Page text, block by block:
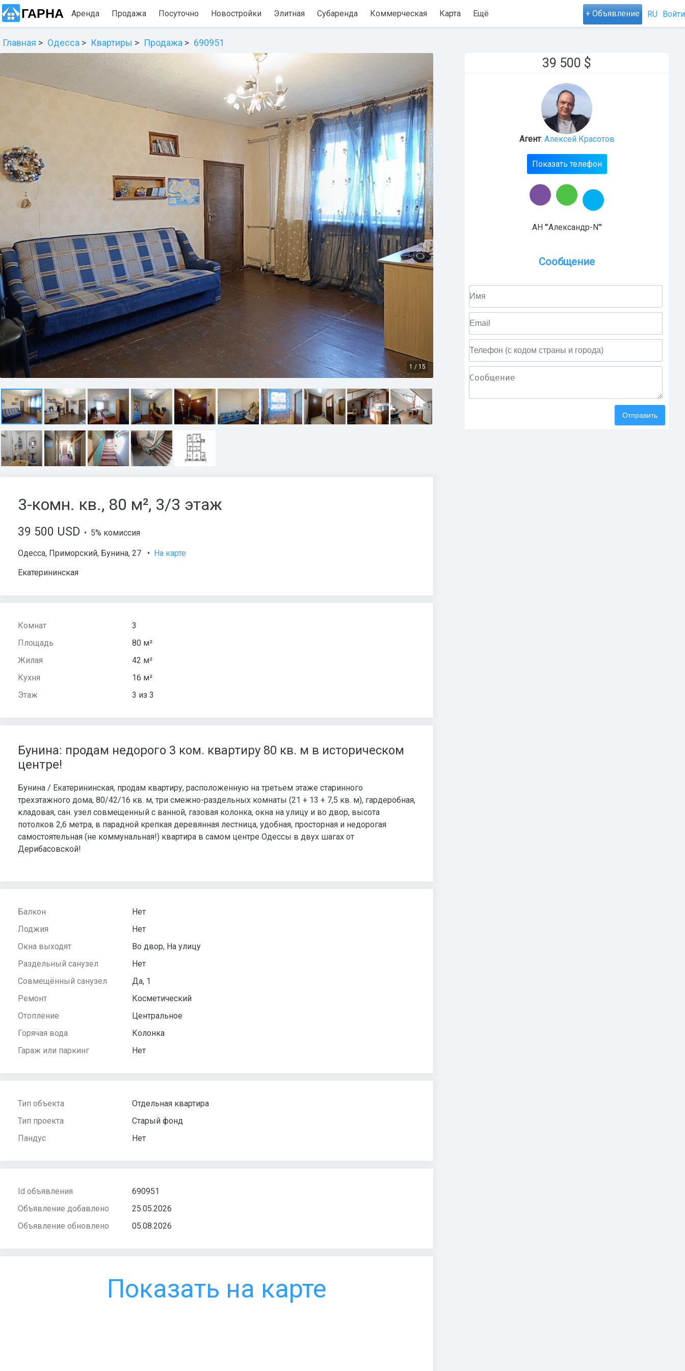
ГАРНА Аренда Продажа Посуточно Новостройки Элитная Субаренда Коммерческая Карта Ещё + Объявление RU Войти
Главная Одесса Квартиры Продажа 690951
1 / 15
3-комн. кв., 80 м², 3/3 этаж
39 500 USD • 5% комиссия
Одесса, Приморский, Бунина, 27 •
На карте
Екатерининская
Комнат
3
Площадь
80 м²
Жилая
42 м²
Кухня
16 м²
Этаж
3 из 3
Бунина: продам недорого 3 ком. квартиру 80 кв. м в историческом
центре!
Бунина / Екатерининская, продам квартиру, расположенную на третьем этаже старинного
трехэтажного дома, 80/42/16 кв. м, три смежно-раздельных комнаты (21 + 13 + 7,5 кв. м), гардеробная,
кладовая, сан. узел совмещенный с ванной, газовая колонка, окна на улицу и во двор, высота
потолков 2,6 метра, в парадной крепкая деревянная лестница, удобная, просторная и недорогая
самостоятельная (не коммунальная!) квартира в самом центре Одессы в двух шагах от
Дерибасовской!
Балкон
Нет
Лоджия
Нет
Окна выходят
Во двор, На улицу
Раздельный санузел
Нет
Совмещённый санузел
Да, 1
Ремонт
Косметический
Отопление
Центральное
Горячая вода
Колонка
Гараж или паркинг
Нет
Тип объекта
Отдельная квартира
Тип проекта
Старый фонд
Пандус
Нет
Id объявления
690951
Объявление добавлено
25.05.2026
Объявление обновлено
05.08.2026
Показать на карте
39 500 $
Агент: Алексей Красотов
Показать телефон
АН '"Александр-N"'
Сообщение